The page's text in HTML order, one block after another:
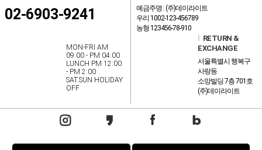
02-6903-9241
MON-FRI AM
09:00 - PM 04:00
LUNCH PM 12:00
- PM 2:00
SAT.SUN HOLIDAY
OFF
예금주명 : (주)데이라이트
우리 1002-123-456789
농형 123456-78-910
RETURN &
EXCHANGE
서울특별시 행복구
사랑동
소망빌딩 7층 701호
(주)데이라이트